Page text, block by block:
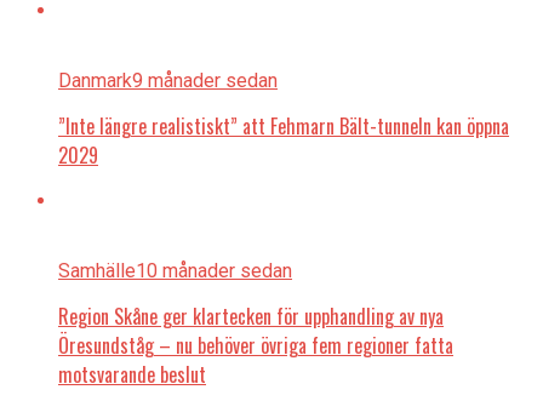
Danmark9 månader sedan
”Inte längre realistiskt” att Fehmarn Bält-tunneln kan öppna
2029
Samhälle10 månader sedan
Region Skåne ger klartecken för upphandling av nya
Öresundståg – nu behöver övriga fem regioner fatta
motsvarande beslut